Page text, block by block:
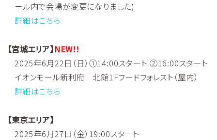
ール内で会場が変更になりました)
詳細はこちら
【宮城エリア】NEW!!
2025年6月22日（日）①14:00スタート ②16:00スタート
イオンモール新利府 北館1Fフードフォレスト（屋内）
詳細はこちら
【東京エリア】
2025年6月27日（金）19:00スタート